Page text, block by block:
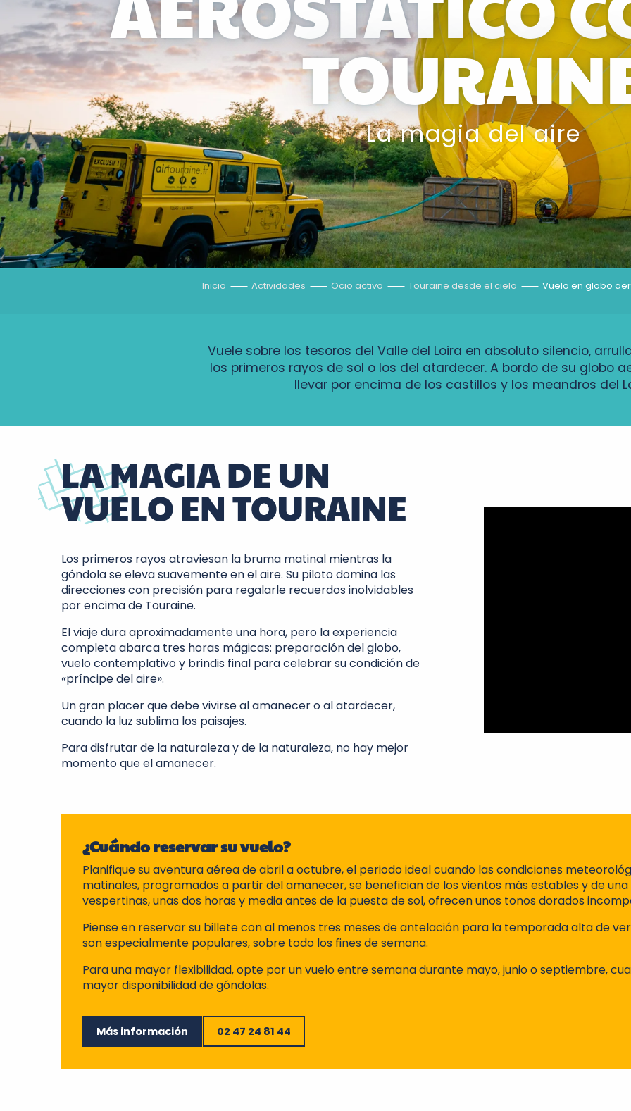
La magia del aire
Inicio Actividades Ocio activo Touraine desde el cielo Vuelo en globo
Vuele sobre los tesoros del Valle del Loira en absoluto silencio,
los primeros rayos de sol o los del atardecer. A bordo de su globo
llevar por encima de los castillos y los meandros del
LA MAGIA DE UN
VUELO EN TOURAINE
Los primeros rayos atraviesan la bruma matinal mientras la
góndola se eleva suavemente en el aire. Su piloto domina las
direcciones con precisión para regalarle recuerdos inolvidables
por encima de Touraine.
El viaje dura aproximadamente una hora, pero la experiencia
completa abarca tres horas mágicas: preparación del globo,
vuelo contemplativo y brindis final para celebrar su condición de
«príncipe del aire».
Un gran placer que debe vivirse al amanecer o al atardecer,
cuando la luz sublima los paisajes.
Para disfrutar de la naturaleza y de la naturaleza, no hay mejor
momento que el amanecer.
¿Cuándo reservar su vuelo?
Planifique su aventura aérea de abril a octubre, el periodo ideal cuando las condiciones
matinales, programados a partir del amanecer, se benefician de los vientos más estables y de una
vespertinas, unas dos horas y media antes de la puesta de sol, ofrecen unos tonos dorados
Piense en reservar su billete con al menos tres meses de antelación para la temporada alta de
son especialmente populares, sobre todo los fines de semana.
Para una mayor flexibilidad, opte por un vuelo entre semana durante mayo, junio o septiembre,
mayor disponibilidad de góndolas.
Más información 02 47 24 81 44